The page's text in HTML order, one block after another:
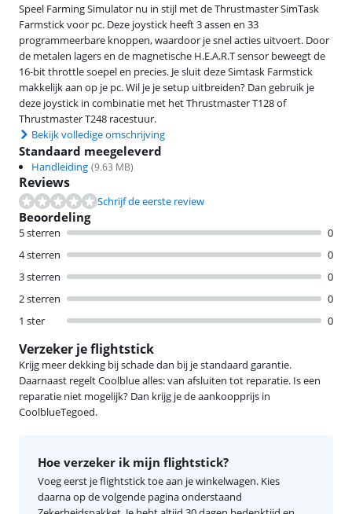
Speel Farming Simulator nu in stijl met de Thrustmaster SimTask
Farmstick voor pc. Deze joystick heeft 3 assen en 33
programmeerbare knoppen, waardoor je snel acties uitvoert. Door
de metalen lagers en de magnetische H.E.A.R.T sensor beweegt de
16-bit throttle soepel en precies. Je sluit deze Simtask Farmstick
makkelijk aan op je pc. Wil je je setup uitbreiden? Dan gebruik je
deze joystick in combinatie met het Thrustmaster T128 of
Thrustmaster T248 racestuur.
Bekijk volledige omschrijving
Standaard meegeleverd
Handleiding (9.63 MB)
Reviews
Schrijf de eerste review
Beoordeling
5 sterren
0
4 sterren
0
3 sterren
0
2 sterren
0
1 ster
0
Verzeker je flightstick
Krijg meer dekking bij schade dan bij je standaard garantie.
Daarnaast regelt Coolblue alles: van afsluiten tot reparatie. Is een
reparatie niet mogelijk? Dan krijg je de aankoopprijs in
CoolblueTegoed.
Hoe verzeker ik mijn flightstick?
Voeg eerst je flightstick toe aan je winkelwagen. Kies
daarna op de volgende pagina onderstaand